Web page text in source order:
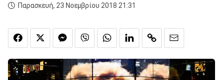
Παρασκευή, 23 Νοεμβρίου 2018 21:31